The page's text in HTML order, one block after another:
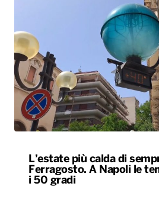
L’estate più calda di
Ferragosto. A Napoli le
i 50 gradi